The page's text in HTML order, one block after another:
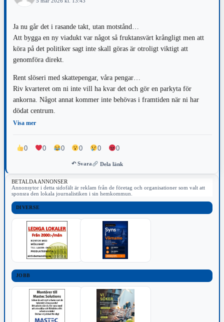
Ja nu går det i rasande takt, utan motstånd…
Att bygga en ny viadukt var något så fruktansvärt krångligt men att
köra på det politiker sagt inte skall göras är otroligt viktigt att
genomföra direkt.
Rent slöseri med skattepengar, våra pengar…
Riv kvarteret om ni inte vill ha kvar det och gör en parkyta för
ankorna. Något annat kommer inte behövas i framtiden när ni har
dödat centrum.
Visa mer
0 0 0 0 0 0
↶ Svara Dela länk
BETALDA ANNONSER
Annonsytor i detta sidofält är reklam från de företag och organisationer som valt att
sponsra den lokala journalistiken i sin hemkommun.
DIVERSE
JOBB